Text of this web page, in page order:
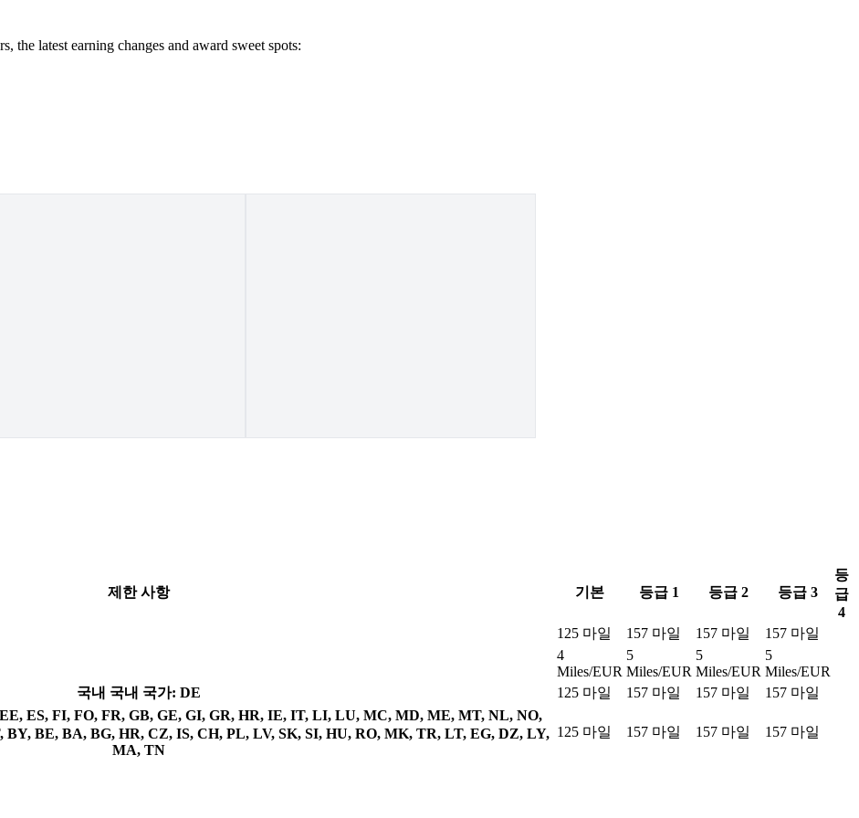
the latest earning changes and award sweet spots:
제한 사항 기본 등급 1 등급 2 등급 3
등
급
4
125 마일 157 마일 157 마일
157 마일
4
Miles/EUR
5
Miles/EUR
5
Miles/EUR
5
Miles/EUR
국내 국내 국가: DE 125 마일 157 마일 157 마일 157 마일
ES, FI, FO, FR, GB, GE, GI, GR, HR, IE, IT, LI, LU, MC, MD, ME, MT, NL, NO,
BE, BA, BG, HR, CZ, IS, CH, PL, LV, SK, SI, HU, RO, MK, TR, LT, EG, DZ, LY,
MA, TN
125 마일 157 마일 157 마일 157 마일